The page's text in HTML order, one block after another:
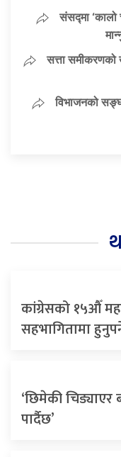
संसद्मा ‘कालो
सत्ता
विभाजनको
कांग्रेसको १५औँ
सहभागितामा
‘छिमेकी
पार्दैछ’